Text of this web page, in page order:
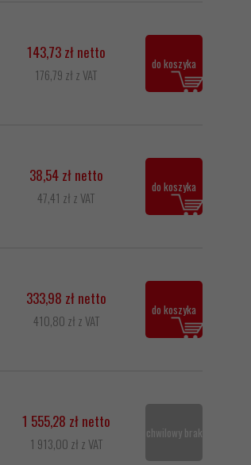
143,73 zł netto
176,79 zł z VAT
do koszyka
38,54 zł netto
47,41 zł z VAT
do koszyka
333,98 zł netto
410,80 zł z VAT
do koszyka
1 555,28 zł netto
1 913,00 zł z VAT
chwilowy brak